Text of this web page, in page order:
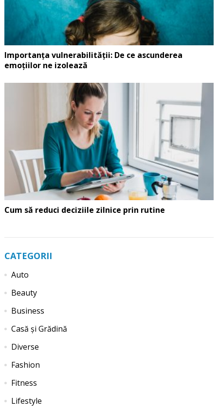
Importanța vulnerabilității: De ce ascunderea
emoțiilor ne izolează
Cum să reduci deciziile zilnice prin rutine
CATEGORII
Auto
Beauty
Business
Casă și Grădină
Diverse
Fashion
Fitness
Lifestyle